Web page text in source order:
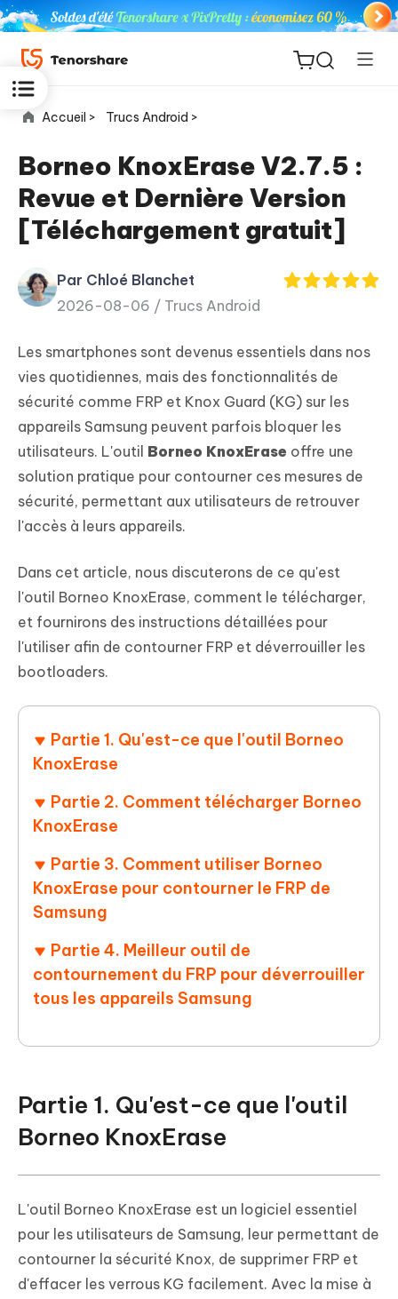
ReiBoot
for iOS
PDNob
PDF
New
iAnyGo
Accueil > Trucs Android >
Borneo KnoxErase V2.7.5 :
Revue et Dernière Version
[Téléchargement gratuit]
Par Chloé Blanchet
2026-08-06 / Trucs Android
Les smartphones sont devenus essentiels dans nos
vies quotidiennes, mais des fonctionnalités de
sécurité comme FRP et Knox Guard (KG) sur les
appareils Samsung peuvent parfois bloquer les
utilisateurs. L'outil Borneo KnoxErase offre une
solution pratique pour contourner ces mesures de
sécurité, permettant aux utilisateurs de retrouver
l'accès à leurs appareils.
Dans cet article, nous discuterons de ce qu'est
l'outil Borneo KnoxErase, comment le télécharger,
et fournirons des instructions détaillées pour
l'utiliser afin de contourner FRP et déverrouiller les
bootloaders.
Partie 1. Qu'est-ce que l'outil Borneo
KnoxErase
Partie 2. Comment télécharger Borneo
KnoxErase
Partie 3. Comment utiliser Borneo
KnoxErase pour contourner le FRP de
Samsung
Partie 4. Meilleur outil de
contournement du FRP pour déverrouiller
tous les appareils Samsung
Partie 1. Qu'est-ce que l'outil
Borneo KnoxErase
L'outil Borneo KnoxErase est un logiciel essentiel
pour les utilisateurs de Samsung, leur permettant de
contourner la sécurité Knox, de supprimer FRP et
d'effacer les verrous KG facilement. Avec la mise à